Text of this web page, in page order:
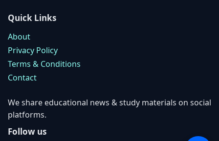
Quick Links
About
Privacy Policy
Terms & Conditions
Contact
We share educational news & study materials on social
platforms.
Follow us